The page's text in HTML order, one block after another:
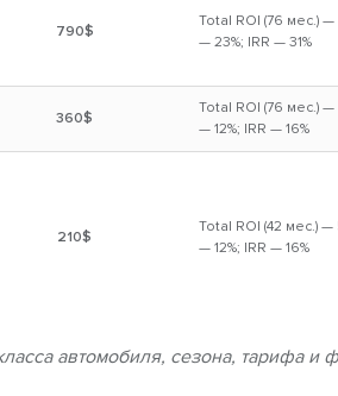
790$
Total ROI (76 мес.) —
— 23%; IRR — 31%
360$
Total ROI (76 мес.) —
— 12%; IRR — 16%
210$
Total ROI (42 мес.) —
— 12%; IRR — 16%
автомобиля, сезона, тарифа и